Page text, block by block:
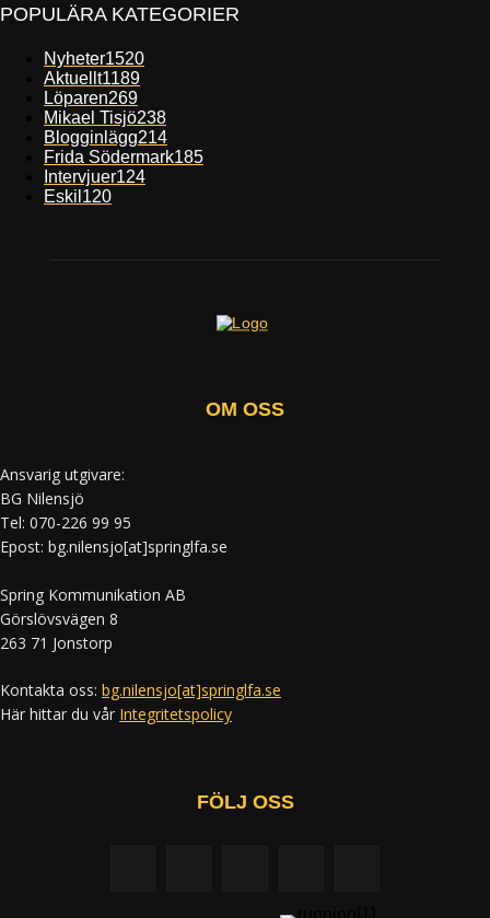
POPULÄRA KATEGORIER
Nyheter1520
Aktuellt1189
Löparen269
Mikael Tisjö238
Blogginlägg214
Frida Södermark185
Intervjuer124
Eskil 120
OM OSS
Ansvarig utgivare:
BG Nilensjö
Tel: 070-226 99 95
Epost: bg.nilensjo[at]springlfa.se
Spring Kommunikation AB
Görslövsvägen 8
263 71 Jonstorp
Kontakta oss: bg.nilensjo[at]springlfa.se
Här hittar du vår Integritetspolicy
FÖLJ OSS